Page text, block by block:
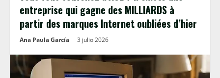
entreprise qui gagne des MILLIARDS à
partir des marques Internet oubliées d’hier
Ana Paula García 3 julio 2026